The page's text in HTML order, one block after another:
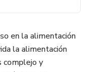
en la alimentación
la alimentación
complejo y